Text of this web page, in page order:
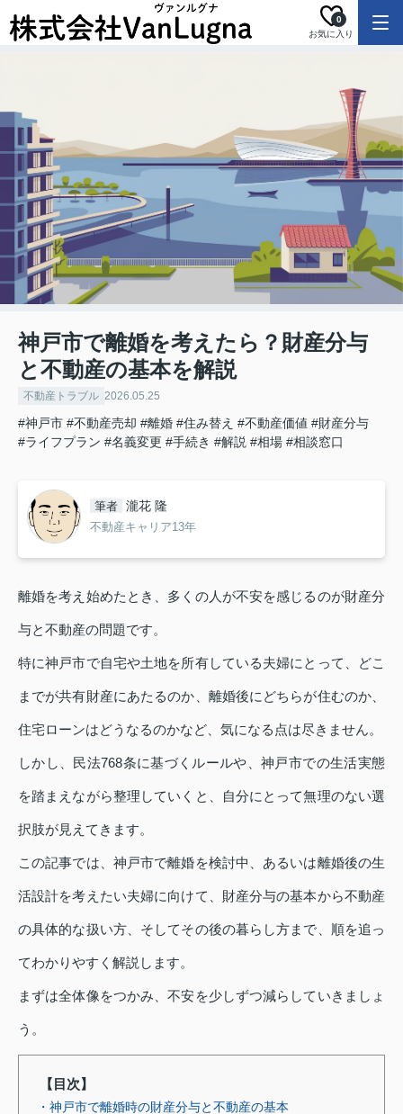
お気に入り
0
神戸市で離婚を考えたら？財産分与
と不動産の基本を解説
不動産トラブル 2026.05.25
#神戸市 #不動産売却 #離婚 #住み替え #不動産価値 #財産分与
#ライフプラン #名義変更 #手続き #解説 #相場 #相談窓口
筆者 瀧花 隆
不動産キャリア13年
離婚を考え始めたとき、多くの人が不安を感じるのが財産分
与と不動産の問題です。
特に神戸市で自宅や土地を所有している夫婦にとって、どこ
までが共有財産にあたるのか、離婚後にどちらが住むのか、
住宅ローンはどうなるのかなど、気になる点は尽きません。
しかし、民法768条に基づくルールや、神戸市での生活実態
を踏まえながら整理していくと、自分にとって無理のない選
択肢が見えてきます。
この記事では、神戸市で離婚を検討中、あるいは離婚後の生
活設計を考えたい夫婦に向けて、財産分与の基本から不動産
の具体的な扱い方、そしてその後の暮らし方まで、順を追っ
てわかりやすく解説します。
まずは全体像をつかみ、不安を少しずつ減らしていきましょ
う。
【目次】
・神戸市で離婚時の財産分与と不動産の基本